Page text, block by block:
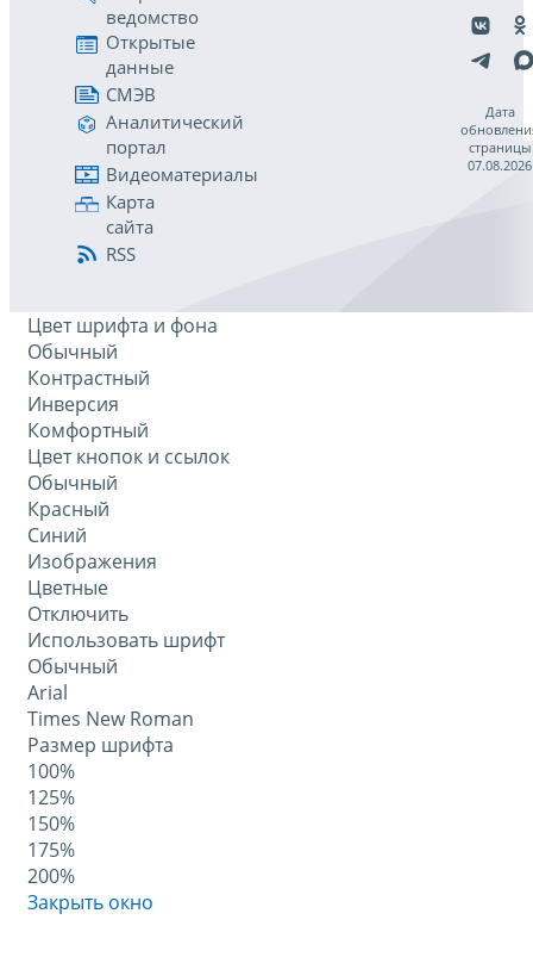
ведомство
Открытые
данные
СМЭВ
Аналитический
портал
Видеоматериалы
Карта
сайта
RSS
Дата
страницы
07.08.2026
Цвет шрифта и фона
Обычный
Контрастный
Инверсия
Комфортный
Цвет кнопок и ссылок
Обычный
Красный
Синий
Изображения
Цветные
Отключить
Использовать шрифт
Обычный
Arial
Times New Roman
Размер шрифта
100%
125%
150%
175%
200%
Закрыть окно